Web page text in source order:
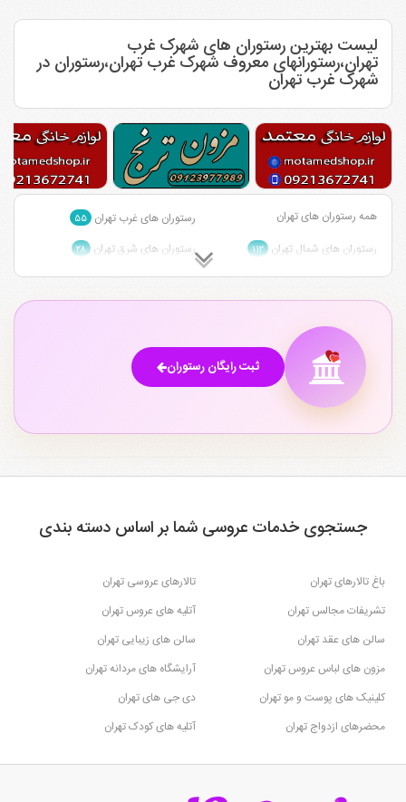
لیست بهترین رستوران های شهرک غرب
تهران،رستورانهای معروف شهرک غرب تهران،رستوران در
شهرک غرب تهران
همه رستوران های تهران رستوران های غرب تهران ۵۵
رستوران های شمال تهران ۱۱۲ رستوران های شرق تهران ۲۸
رستوران های مرکز تهران ۴۲ رستوران های جنوب تهران ۳
ثبت رایگان رستوران
جستجوی خدمات عروسی شما بر اساس دسته بندی
باغ تالارهای تهران
تالارهای عروسی تهران
تشریفات مجالس تهران
آتلیه های عروس تهران
سالن های عقد تهران
سالن های زیبایی تهران
مزون های لباس عروس تهران
آرایشگاه های مردانه تهران
کلینیک های پوست و مو تهران
دی جی های تهران
محضرهای ازدواج تهران
آتلیه های کودک تهران